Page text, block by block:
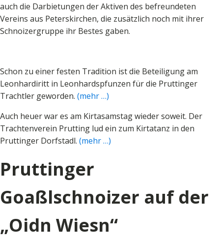
auch die Darbietungen der Aktiven des befreundeten
Vereins aus Peterskirchen, die zusätzlich noch mit ihrer
Schnoizergruppe ihr Bestes gaben.
Schon zu einer festen Tradition ist die Beteiligung am
Leonhardiritt in Leonhardspfunzen für die Pruttinger
Trachtler geworden. (mehr …)
Auch heuer war es am Kirtasamstag wieder soweit. Der
Trachtenverein Prutting lud ein zum Kirtatanz in den
Pruttinger Dorfstadl. (mehr …)
Pruttinger
Goaßlschnoizer auf der
„Oidn Wiesn“